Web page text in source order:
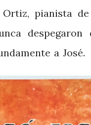
pianista
a José.